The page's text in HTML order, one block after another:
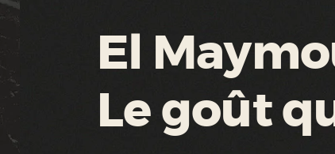
El
Le goût